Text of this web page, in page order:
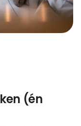
(én